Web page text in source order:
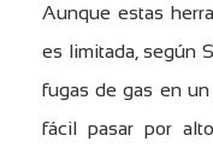
Aunque estas
es limitada, según
fugas de gas en
fácil pasar por